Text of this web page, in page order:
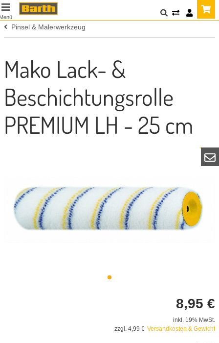
Pinsel & Malerwerkzeug
Mako Lack- &
Beschichtungsrolle
PREMIUM LH - 25 cm
8,95 €
inkl. 19% MwSt.
zzgl. 4,99 € Versandkosten & Gewicht